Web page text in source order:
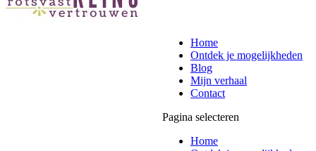
Home
Ontdek je mogelijkheden
Blog
Mijn verhaal
Contact
Pagina selecteren
Home